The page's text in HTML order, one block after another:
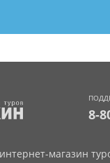
8-
магазин